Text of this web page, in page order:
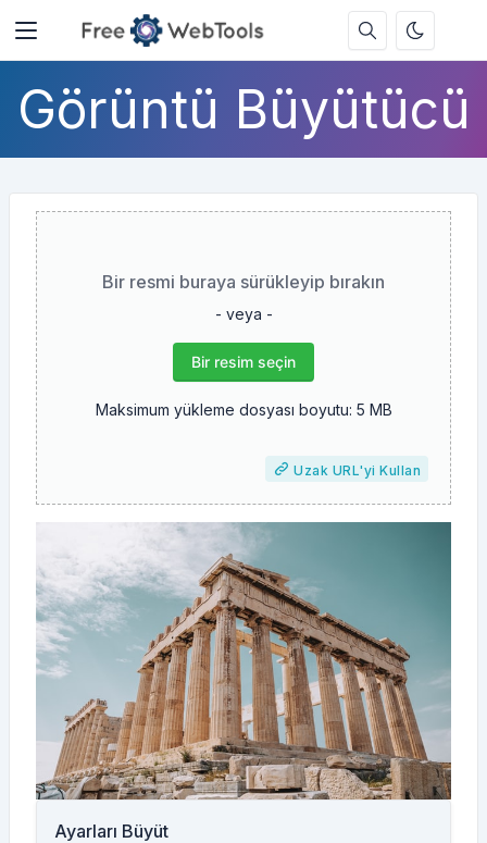
Görüntü Büyütücü
Bir resmi buraya sürükleyip bırakın
- veya -
Bir resim seçin
Maksimum yükleme dosyası boyutu: 5 MB
Uzak URL'yi Kullan
Ayarları Büyüt